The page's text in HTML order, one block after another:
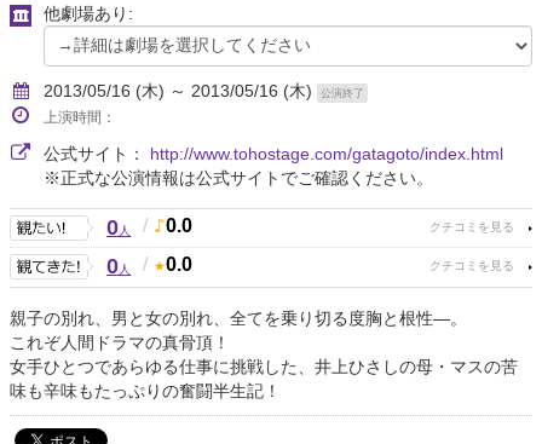
他劇場あり:
2013/05/16 (木) ～ 2013/05/16 (木) 公演終了
上演時間：
公式サイト： http://www.tohostage.com/gatagoto/index.html
※正式な公演情報は公式サイトでご確認ください。
0人 / 0.0
0人 / 0.0
親子の別れ、男と女の別れ、全てを乗り切る度胸と根性―。
これぞ人間ドラマの真骨頂！
女手ひとつであらゆる仕事に挑戦した、井上ひさしの母・マスの苦
味も辛味もたっぷりの奮闘半生記！